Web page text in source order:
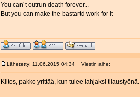
You can´t outrun death forever...
But you can make the bastartd work for it
Lähetetty: 11.06.2015 04:34 Viestin aihe:
Kiitos, pakko yrittää, kun tulee lahjaksi tilaustyönä.